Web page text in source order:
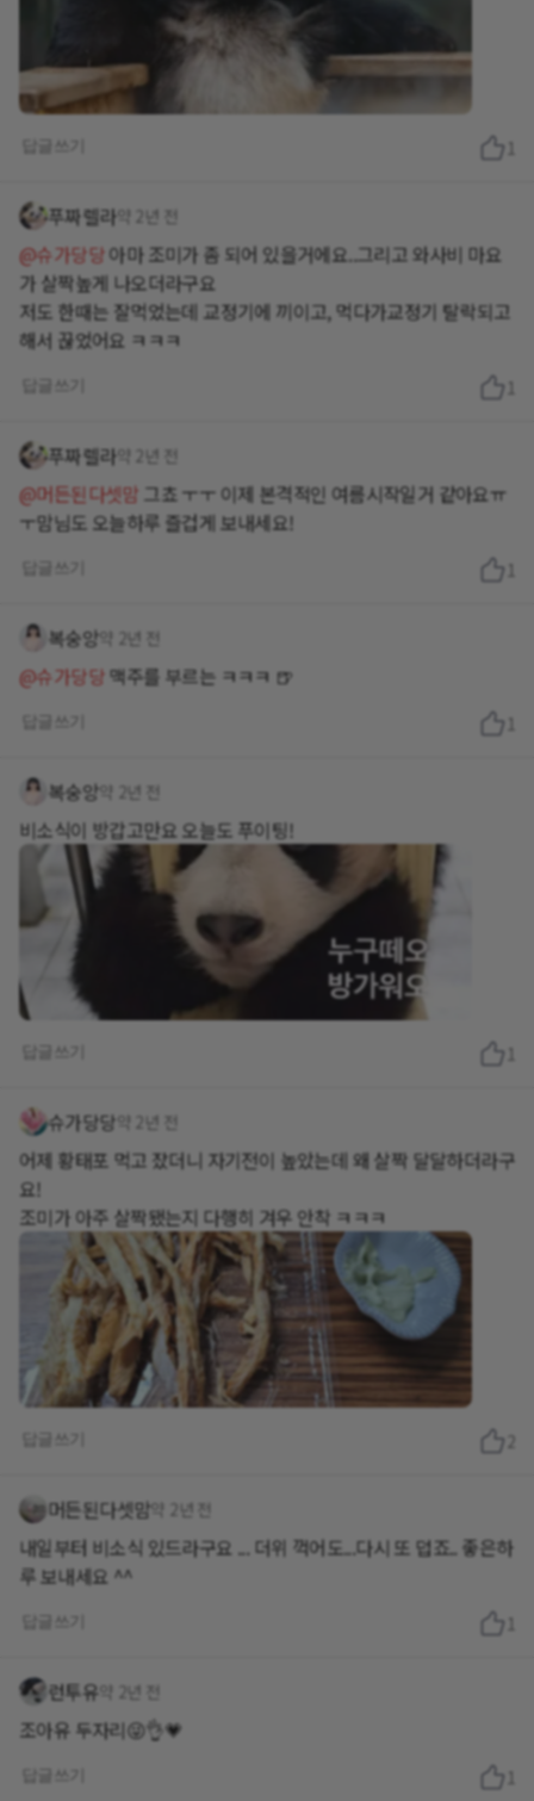
1
푸짜렐라약 2년 전
@슈가당당아마 조미가 좀 되어 있을거에요..그리고 와사비 마요
가 살짝높게 나오더라구요
저도 한때는 잘먹었는데 교정기에 끼이고, 먹다가교정기 탈락되고
해서 끊었어요 ㅋㅋㅋ
1
푸짜렐라약 2년 전
@머든된다셋맘 그쵸 ㅜㅜ 이제 본격적인 여름시작일거 같아요ㅠ
ㅜ맘님도 오늘하루 즐겁게 보내세요!
1
복숭앙약 2년 전
@슈가당당맥주를 부르는 ㅋㅋㅋ 🍺
1
복숭앙약 2년 전
비소식이 방갑고만요 오늘도 푸이팅!
1
슈가당당 약 2년 전
어제 황태포 먹고 잤더니 자기전이 높았는데 왜 살짝 달달하더라구
요!
조미가 아주 살짝됐는지 다행히 겨우 안착 ㅋㅋㅋ
2
머든된다셋맘약 2년 전
내일부터 비소식 있드라구요 ... 더위 꺽어도...다시 또 덥죠.. 좋은하
루 보내세요 ^^
1
런투유 약 2년 전
조아유 두자리😜👌💗
1